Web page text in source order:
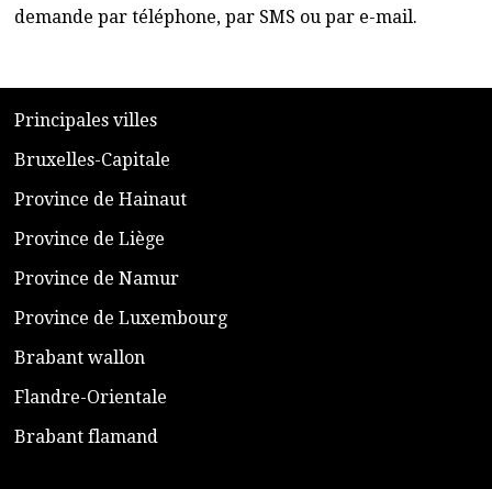
demande par téléphone, par SMS ou par e-mail.
​Principales villes
​Bruxelles-Capitale
​Province de Hainaut
Province de Liège
​Province de Namur
​Province de Luxembourg
​Brabant wallon
​Flandre-Orientale
​Brabant flamand